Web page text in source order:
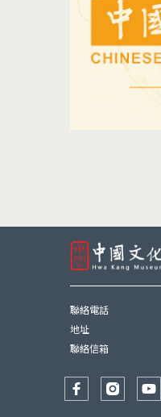
聯絡電話
地址
聯絡信箱